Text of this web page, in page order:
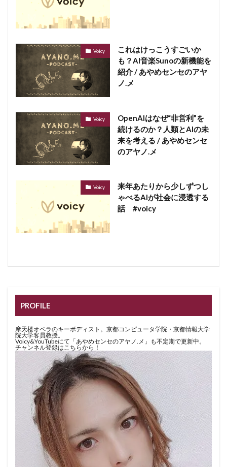
Voicy
これはけっこうすごいか
も？AI音楽Sunoの新機能を
紹介 / あやめセンセのアヤ
ノ.メ
Voicy
OpenAIはなぜ“非営利”を
続けるのか？人類とAIの未
来を考える / あやめセンセ
のアヤノ.メ
Voicy
来年あたりから少しずつし
ゃべるAIが社会に浸透する
話 #voicy
PROFILE
摩天楼オペラのキーボディスト。京都コンピュータ学院・京都情報大学
院大学客員教授。
Voicy&YouTubeにて「あやめセンセのアヤノ.メ」も不定期で更新中。
チャンネル登録はこちらから！